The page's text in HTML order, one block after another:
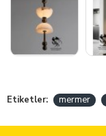
Etiketler: mermer